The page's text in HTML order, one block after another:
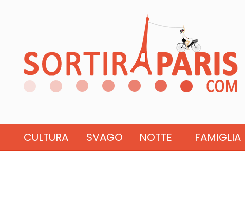
CULTURA SVAGO NOTTE FAMIGLIA